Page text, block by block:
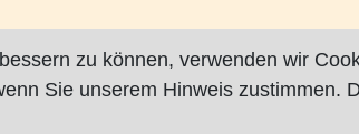
zu können, verwenden wir
Sie unserem Hinweis zustimmen.